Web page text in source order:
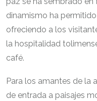
dinamismo ha
ofreciendo a los
la hospitalidad
café.
Para los amantes de la
de entrada a paisajes